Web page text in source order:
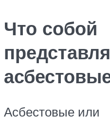
Что собой
Асбестовые или